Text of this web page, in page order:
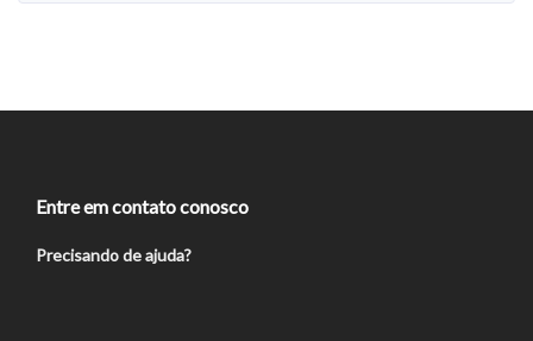
Entre em contato conosco
Precisando de ajuda?